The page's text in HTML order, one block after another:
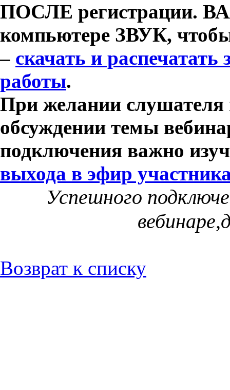
ПОСЛЕ регистрации.
компьютере ЗВУК,
– скачать и
работы.
При желании слушателя
обсуждении темы
подключения важно
выхода в эфир
Успешного
Возврат к списку